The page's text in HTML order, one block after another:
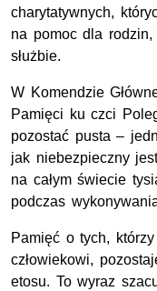
charytatywnych,
na pomoc dla
służbie.
W Komendzie
Pamięci ku czci
pozostać pusta –
jak niebezpieczny
na całym świecie
podczas
Pamięć o tych,
człowiekowi,
etosu. To wyraz